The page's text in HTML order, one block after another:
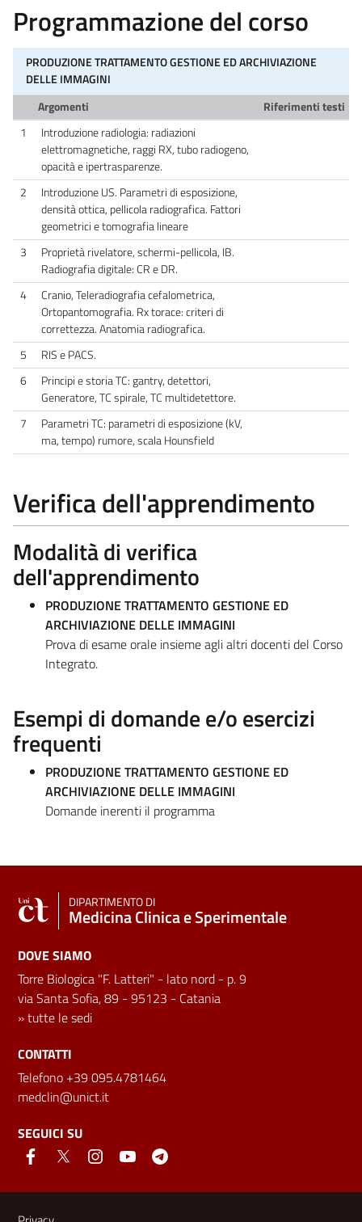
Programmazione del corso
PRODUZIONE TRATTAMENTO GESTIONE ED ARCHIVIAZIONE
DELLE IMMAGINI
Argomenti
Riferimenti testi
1
Introduzione radiologia: radiazioni
elettromagnetiche, raggi RX, tubo radiogeno,
opacità e ipertrasparenze.
2
Introduzione US. Parametri di esposizione,
densità ottica, pellicola radiografica. Fattori
geometrici e tomografia lineare
3
Proprietà rivelatore, schermi-pellicola, IB.
Radiografia digitale: CR e DR.
4
Cranio, Teleradiografia cefalometrica,
Ortopantomografia. Rx torace: criteri di
correttezza. Anatomia radiografica.
5
RIS e PACS.
6
Principi e storia TC: gantry, detettori,
Generatore, TC spirale, TC multidetettore.
7
Parametri TC: parametri di esposizione (kV,
ma, tempo) rumore, scala Hounsfield
Verifica dell'apprendimento
Modalità di verifica
dell'apprendimento
PRODUZIONE TRATTAMENTO GESTIONE ED
ARCHIVIAZIONE DELLE IMMAGINI
Prova di esame orale insieme agli altri docenti del Corso
Integrato.
Esempi di domande e/o esercizi
frequenti
PRODUZIONE TRATTAMENTO GESTIONE ED
ARCHIVIAZIONE DELLE IMMAGINI
Domande inerenti il programma
DIPARTIMENTO DI
Medicina Clinica e Sperimentale
DOVE SIAMO
Torre Biologica "F. Latteri" - lato nord - p. 9
via Santa Sofia, 89 - 95123 - Catania
»tutte le sedi
CONTATTI
Telefono +39 095.4781464
medclin@unict.it
SEGUICI SU
Link e informazioni utili